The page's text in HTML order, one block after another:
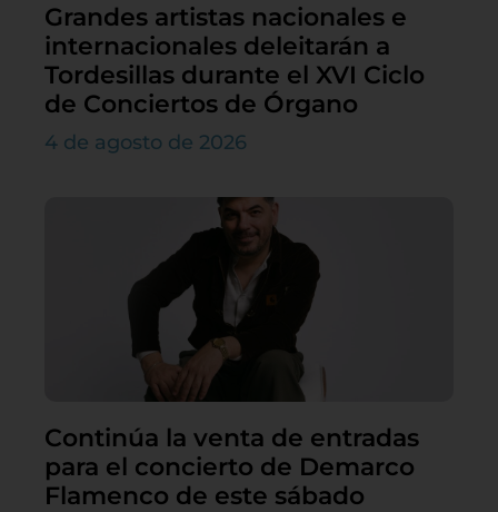
Grandes artistas nacionales e
internacionales deleitarán a
Tordesillas durante el XVI Ciclo
de Conciertos de Órgano
4 de agosto de 2026
Continúa la venta de entradas
para el concierto de Demarco
Flamenco de este sábado